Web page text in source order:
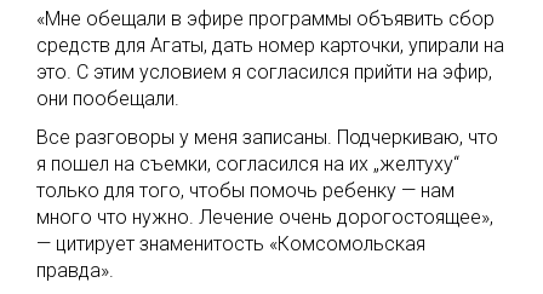
«Мне обещали в эфире программы объявить сбор
средств для Агаты, дать номер карточки, упирали на
это. С этим условием я согласился прийти на эфир,
они пообещали.
Все разговоры у меня записаны. Подчеркиваю, что
я пошел на съемки, согласился на их „желтуху“
только для того, чтобы помочь ребенку — нам
много что нужно. Лечение очень дорогостоящее»,
— цитирует знаменитость «Комсомольская
правда».